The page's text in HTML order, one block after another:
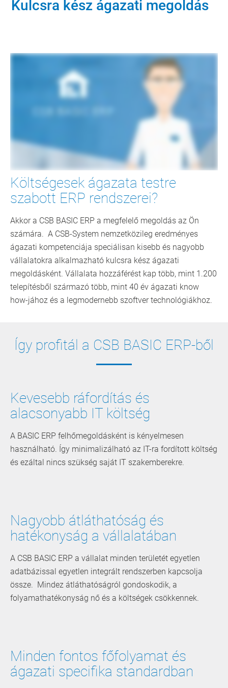
Kulcsra kész ágazati megoldás
Költségesek ágazata testre
szabott ERP rendszerei?
Akkor a CSB BASIC ERP a megfelelő megoldás az Ön
számára. A CSB-System nemzetközileg eredményes
ágazati kompetenciája speciálisan kisebb és nagyobb
vállalatokra alkalmazható kulcsra kész ágazati
megoldásként. Vállalata hozzáférést kap több, mint 1.200
telepítésből származó több, mint 40 év ágazati know
how-jához és a legmodernebb szoftver technológiákhoz.
Így profitál a CSB BASIC ERP-ből
Kevesebb ráfordítás és
alacsonyabb IT költség
A BASIC ERP felhőmegoldásként is kényelmesen
használható. ­Így minimalizálható az IT-ra fordított költség
és ezáltal nincs szükség saját IT szakemberekre.
Nagyobb átláthatóság és
hatékonyság a vállalatában
A CSB BASIC ERP a vállalat minden területét egyetlen
adatbázissal egyetlen integrált rendszerben kapcsolja
össze. ­ Mindez ­átláthatóságról gondoskodik, a
folyamathatékonyság nő és a költségek csökkennek.
Minden fontos főfolyamat és
ágazati specifika standardban